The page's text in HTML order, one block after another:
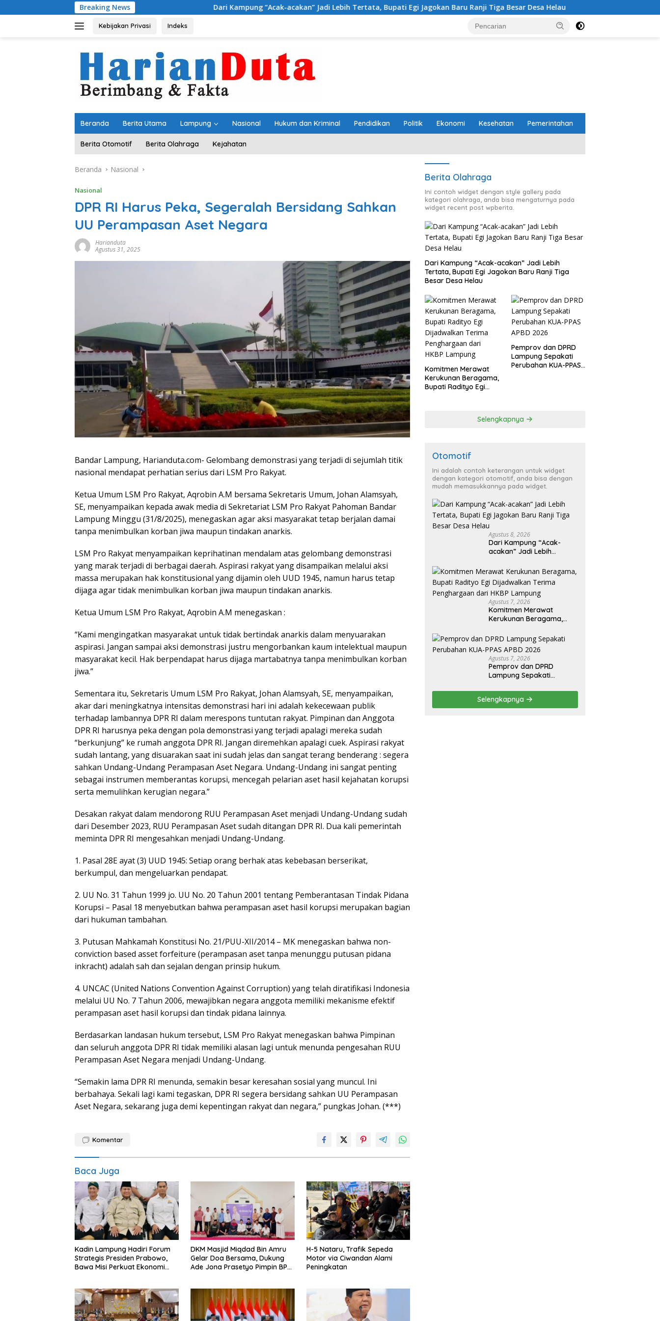
ke
Breaking News Dari Kampung “Acak-acakan” Jadi Lebih Tertata, Bupati Egi Jagokan Baru Ranji Tiga Besar Desa Helau Komitmen Merawat Kerukunan
Kebijakan Privasi Indeks
Beranda Berita Utama Lampung Nasional Hukum dan Kriminal Pendidikan Politik Ekonomi Kesehatan Pemerintahan
Berita Otomotif Berita Olahraga Kejahatan
Beranda Nasional
Nasional
DPR RI Harus Peka, Segeralah Bersidang Sahkan
UU Perampasan Aset Negara
Harianduta
Agustus 31, 2025
Bandar Lampung, Harianduta.com- Gelombang demonstrasi yang terjadi di sejumlah titik
nasional mendapat perhatian serius dari LSM Pro Rakyat.
Ketua Umum LSM Pro Rakyat, Aqrobin A.M bersama Sekretaris Umum, Johan Alamsyah,
SE, menyampaikan kepada awak media di Sekretariat LSM Pro Rakyat Pahoman Bandar
Lampung Minggu (31/8/2025), menegaskan agar aksi masyarakat tetap berjalan damai
tanpa menimbulkan korban jiwa maupun tindakan anarkis.
LSM Pro Rakyat menyampaikan keprihatinan mendalam atas gelombang demonstrasi
yang marak terjadi di berbagai daerah. Aspirasi rakyat yang disampaikan melalui aksi
massa merupakan hak konstitusional yang dijamin oleh UUD 1945, namun harus tetap
dijaga agar tidak menimbulkan korban jiwa maupun tindakan anarkis.
Ketua Umum LSM Pro Rakyat, Aqrobin A.M menegaskan :
“Kami mengingatkan masyarakat untuk tidak bertindak anarkis dalam menyuarakan
aspirasi. Jangan sampai aksi demonstrasi justru mengorbankan kaum intelektual maupun
masyarakat kecil. Hak berpendapat harus dijaga martabatnya tanpa menimbulkan korban
jiwa.”
Sementara itu, Sekretaris Umum LSM Pro Rakyat, Johan Alamsyah, SE, menyampaikan,
akar dari meningkatnya intensitas demonstrasi hari ini adalah kekecewaan publik
terhadap lambannya DPR RI dalam merespons tuntutan rakyat. Pimpinan dan Anggota
DPR RI harusnya peka dengan pola demonstrasi yang terjadi apalagi mereka sudah
“berkunjung” ke rumah anggota DPR RI. Jangan diremehkan apalagi cuek. Aspirasi rakyat
sudah lantang, yang disuarakan saat ini sudah jelas dan sangat terang benderang : segera
sahkan Undang-Undang Perampasan Aset Negara. Undang-Undang ini sangat penting
sebagai instrumen memberantas korupsi, mencegah pelarian aset hasil kejahatan korupsi
serta memulihkan kerugian negara.”
Desakan rakyat dalam mendorong RUU Perampasan Aset menjadi Undang-Undang sudah
dari Desember 2023, RUU Perampasan Aset sudah ditangan DPR RI. Dua kali pemerintah
meminta DPR RI mengesahkan menjadi Undang-Undang.
1. Pasal 28E ayat (3) UUD 1945: Setiap orang berhak atas kebebasan berserikat,
berkumpul, dan mengeluarkan pendapat.
2. UU No. 31 Tahun 1999 jo. UU No. 20 Tahun 2001 tentang Pemberantasan Tindak Pidana
Korupsi – Pasal 18 menyebutkan bahwa perampasan aset hasil korupsi merupakan bagian
dari hukuman tambahan.
3. Putusan Mahkamah Konstitusi No. 21/PUU-XII/2014 – MK menegaskan bahwa non-
conviction based asset forfeiture (perampasan aset tanpa menunggu putusan pidana
inkracht) adalah sah dan sejalan dengan prinsip hukum.
4. UNCAC (United Nations Convention Against Corruption) yang telah diratifikasi Indonesia
melalui UU No. 7 Tahun 2006, mewajibkan negara anggota memiliki mekanisme efektif
perampasan aset hasil korupsi dan tindak pidana lainnya.
Berdasarkan landasan hukum tersebut, LSM Pro Rakyat menegaskan bahwa Pimpinan
dan seluruh anggota DPR RI tidak memiliki alasan lagi untuk menunda pengesahan RUU
Perampasan Aset Negara menjadi Undang-Undang.
“Semakin lama DPR RI menunda, semakin besar keresahan sosial yang muncul. Ini
berbahaya. Sekali lagi kami tegaskan, DPR RI segera bersidang sahkan UU Perampasan
Aset Negara, sekarang juga demi kepentingan rakyat dan negara,” pungkas Johan. (***)
Komentar
Baca Juga
Kadin Lampung Hadiri Forum
Strategis Presiden Prabowo,
Bawa Misi Perkuat Ekonomi
DKM Masjid Miqdad Bin Amru
Gelar Doa Bersama, Dukung
Ade Jona Prasetyo Pimpin BPP
H-5 Nataru, Trafik Sepeda
Motor via Ciwandan Alami
Peningkatan
Berita Olahraga
Ini contoh widget dengan style gallery pada
kategori olahraga, anda bisa mengaturnya pada
widget recent post wpberita.
Dari Kampung “Acak-acakan” Jadi Lebih
Tertata, Bupati Egi Jagokan Baru Ranji Tiga
Besar Desa Helau
Komitmen Merawat
Kerukunan Beragama,
Bupati Radityo Egi
Pemprov dan DPRD
Lampung Sepakati
Perubahan KUA-PPAS
Selengkapnya
Otomotif
Ini adalah contoh keterangan untuk widget
dengan kategori otomotif, anda bisa dengan
mudah memasukkannya pada widget.
Agustus 8, 2026
Dari Kampung “Acak-
acakan” Jadi Lebih
Jagokan Baru Ranji Tiga
Besar Desa Helau
Agustus 7, 2026
Komitmen Merawat
Kerukunan Beragama,
Dijadwalkan Terima
Penghargaan dari HKBP
Lampung
Agustus 7, 2026
Pemprov dan DPRD
Lampung Sepakati
APBD 2026
Selengkapnya